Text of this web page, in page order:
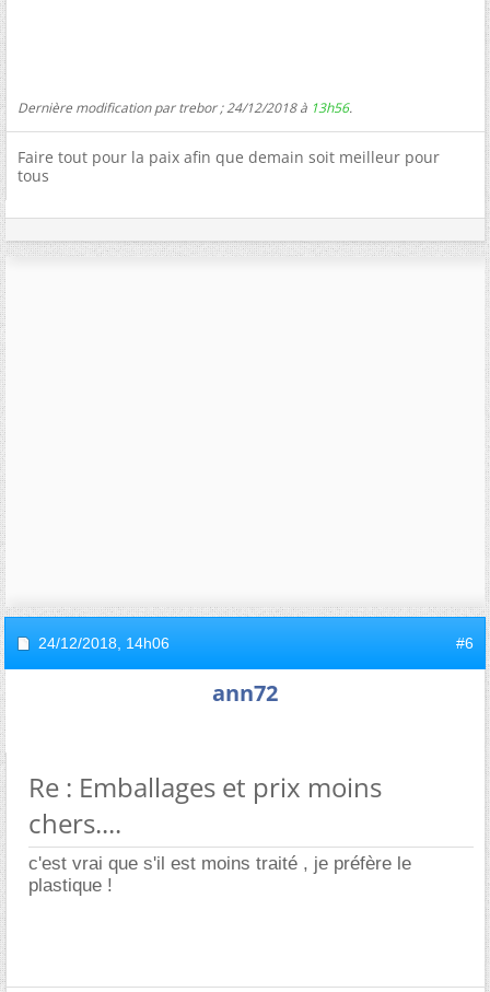
Dernière modification par trebor ; 24/12/2018 à 13h56.
Faire tout pour la paix afin que demain soit meilleur pour
tous
24/12/2018, 14h06 #6
ann72
Re : Emballages et prix moins
chers....
c'est vrai que s'il est moins traité , je préfère le
plastique !